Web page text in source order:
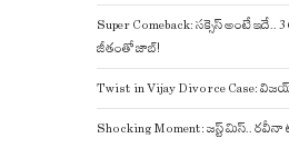
Super Comeback: సక్సెస్ అంటే ఇదే..
జీతంతో జాబ్!
Twist in Vijay Divorce Case:
Shocking Moment: జస్ట్ మిస్.. రవీనా